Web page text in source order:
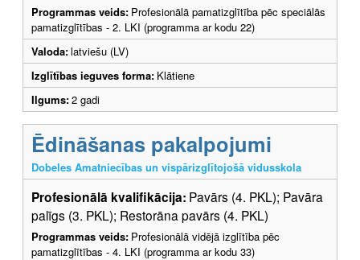
Programmas veids: Profesionālā pamatizglītība pēc speciālās
pamatizglītības - 2. LKI (programma ar kodu 22)
Valoda:latviešu (LV)
Izglītības ieguves forma: Klātiene
Ilgums:2 gadi
Ēdināšanas pakalpojumi
Dobeles Amatniecības un vispārizglītojošā vidusskola
Profesionālā kvalifikācija: Pavārs (4. PKL); Pavāra
palīgs (3. PKL); Restorāna pavārs (4. PKL)
Programmas veids: Profesionālā vidējā izglītība pēc
pamatizglītības - 4. LKI (programma ar kodu 33)